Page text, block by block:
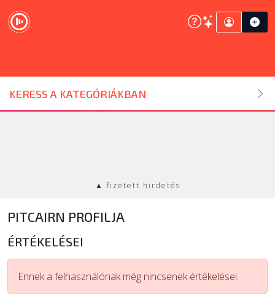
KERESS A KATEGÓRIÁKBAN
DJ ESZKÖZ
HANGTECHNIKA
EGYÉB
SZOLGÁLTATÁSOK
▲ fizetett hirdetés
PITCAIRN PROFILJA
ÉRTÉKELÉSEI
Ennek a felhasználónak még nincsenek értékelései.